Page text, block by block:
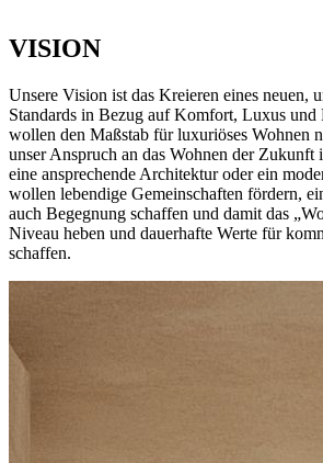
VISION
Unsere Vision ist das Kreieren eines neuen,
Standards in Bezug auf Komfort, Luxus und
wollen den Maßstab für luxuriöses Wohnen
unser Anspruch an das Wohnen der Zukunft
eine ansprechende Architektur oder ein
wollen lebendige Gemeinschaften fördern,
auch Begegnung schaffen und damit das
Niveau heben und dauerhafte Werte für
schaffen.